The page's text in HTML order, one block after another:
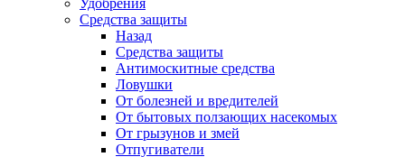
Удобрения
Средства защиты
Назад
Средства защиты
Антимоскитные средства
Ловушки
От болезней и вредителей
От бытовых ползающих насекомых
От грызунов и змей
Отпугиватели